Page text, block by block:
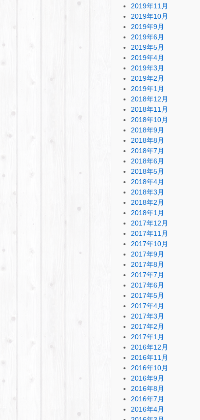
2019年11月
2019年10月
2019年9月
2019年6月
2019年5月
2019年4月
2019年3月
2019年2月
2019年1月
2018年12月
2018年11月
2018年10月
2018年9月
2018年8月
2018年7月
2018年6月
2018年5月
2018年4月
2018年3月
2018年2月
2018年1月
2017年12月
2017年11月
2017年10月
2017年9月
2017年8月
2017年7月
2017年6月
2017年5月
2017年4月
2017年3月
2017年2月
2017年1月
2016年12月
2016年11月
2016年10月
2016年9月
2016年8月
2016年7月
2016年4月